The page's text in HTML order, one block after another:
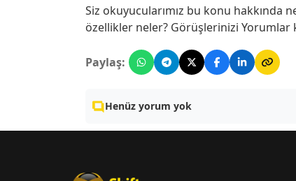
Siz okuyucularımız bu konu hakkında
özellikler neler? Görüşlerinizi Yorumlar
Paylaş:
Henüz yorum yok